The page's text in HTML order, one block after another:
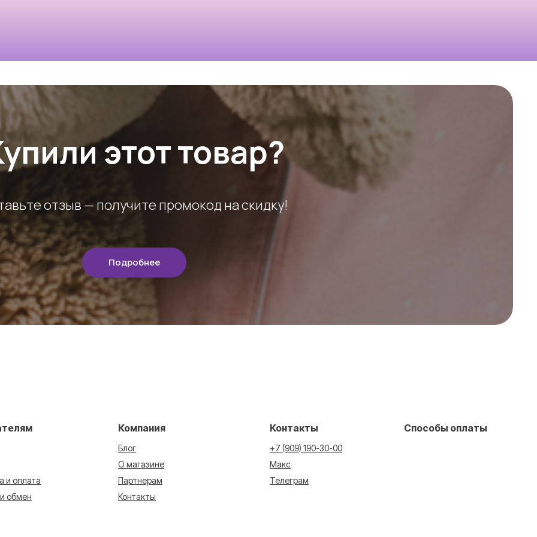
этот товар?
отзыв — получите промокод на скидку!
Подробнее
Контакты
+7 (909) 190-30-00
Макс
Телеграм
и оплата
обмен
Компания
Блог
О магазине
Партнерам
Контакты
Способы оплаты